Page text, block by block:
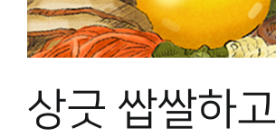
원문보기 PDF
상긋 쌉쌀하고